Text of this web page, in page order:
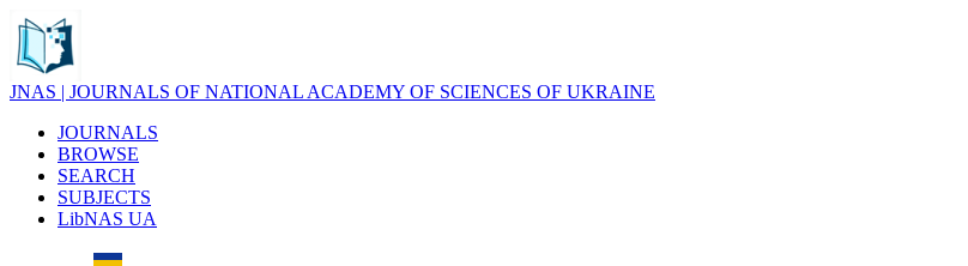
JNAS | JOURNALS OF NATIONAL ACADEMY OF SCIENCES OF UKRAINE
JOURNALS
BROWSE
SEARCH
SUBJECTS
LibNAS UA